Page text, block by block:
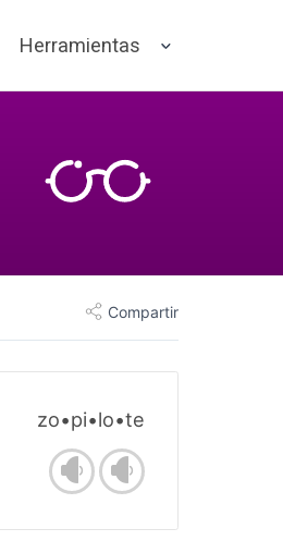
Herramientas
Compartir
zo•pi•lo•te